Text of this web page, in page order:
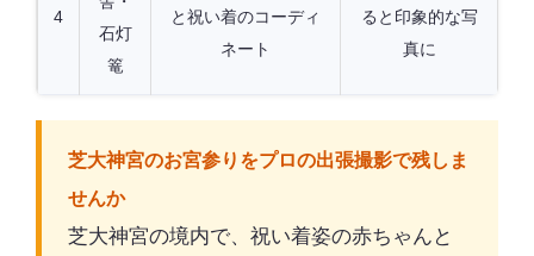
4
石灯
篭
と祝い着のコーディ
ネート
ると印象的な写
真に
芝大神宮のお宮参りをプロの出張撮影で残しま
せんか
芝大神宮の境内で、祝い着姿の赤ちゃんと